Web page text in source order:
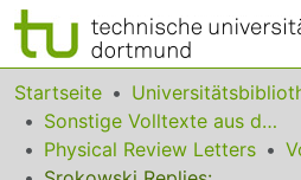
Bereiche & Sammlungen
Das gesamte Repositorium
Startseite
Sonstige Volltexte aus dem Bibliotheksangebot
Physical Review Letters